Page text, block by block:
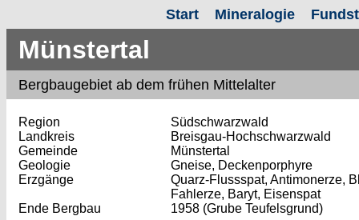
Start Mineralogie
Münstertal
Bergbaugebiet ab dem frühen Mittelalter
Region
Landkreis
Gemeinde
Geologie
Erzgänge
Ende Bergbau
Südschwarzwald
Breisgau-Hochschwarzwald
Münstertal
Gneise, Deckenporphyre
Quarz-Flussspat, Antimonerze,
Fahlerze, Baryt, Eisenspat
1958 (Grube Teufelsgrund)